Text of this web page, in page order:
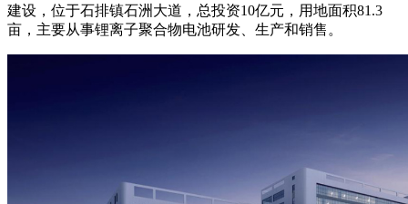
建设，位于石排镇石洲大道，总投资10亿元，用地面积81.3
亩，主要从事锂离子聚合物电池研发、生产和销售。